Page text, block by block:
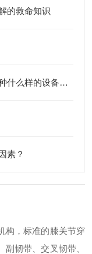
的救命知识
多媒体人体针灸穴位交互数字平台是一种什么样的设备？一分钟了解
素？
构，标准的膝关节穿
韧带、交叉韧带、